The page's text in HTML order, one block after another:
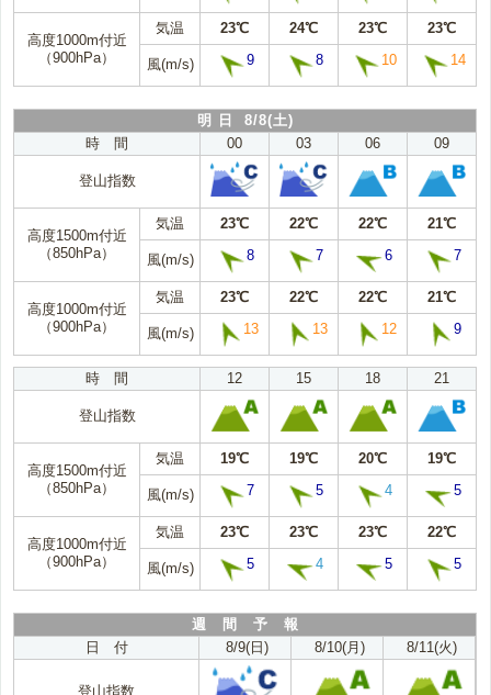
高度1000m付近
（900hPa）
気温 23℃ 24℃ 23℃ 23℃
風(m/s) 9 8 10 14
明 日 8/8(土)
時 間
00 03 06 09
登山指数
高度1500m付近
（850hPa）
気温 23℃ 22℃ 22℃ 21℃
風(m/s) 8 7 6 7
高度1000m付近
（900hPa）
気温 23℃ 22℃ 22℃ 21℃
風(m/s) 13 13 12 9
時 間 12 15 18 21
登山指数
高度1500m付近
（850hPa）
気温 19℃ 19℃ 20℃ 19℃
風(m/s) 7 5 4 5
高度1000m付近
（900hPa）
気温 23℃ 23℃ 23℃ 22℃
風(m/s) 5 4 5 5
週 間 予 報
日 付
8/9(日) 8/10(月) 8/11(火)
登山指数